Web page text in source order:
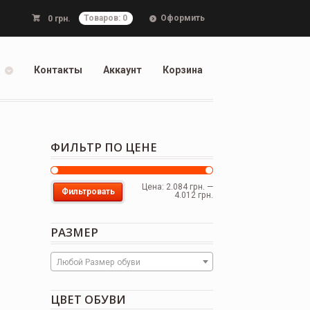
0 грн. Товаров: 0 Оформить
Контакты Аккаунт Корзина
ФИЛЬТР ПО ЦЕНЕ
Фильтровать Цена: 2.084 грн. —
4.012 грн.
РАЗМЕР
Любой Размер обуви
ЦВЕТ ОБУВИ